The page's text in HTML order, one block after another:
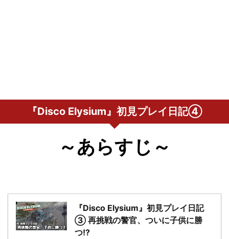
『Disco Elysium』初見プレイ日記④
～あらすじ～
『Disco Elysium』初見プレイ日記
③ 再挑戦の警官、ついに子供に勝
つ!?